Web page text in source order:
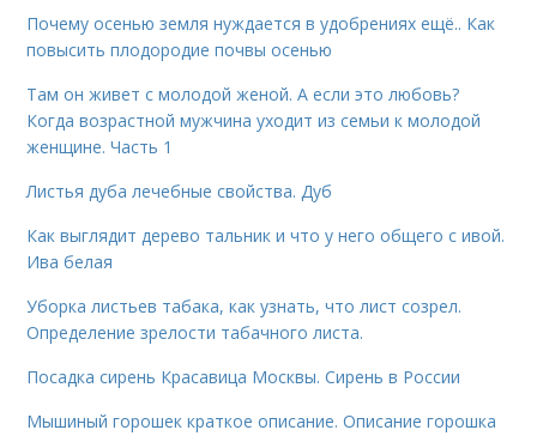
Почему осенью земля нуждается в удобрениях ещё.. Как
повысить плодородие почвы осенью
Там он живет с молодой женой. А если это любовь?
Когда возрастной мужчина уходит из семьи к молодой
женщине. Часть 1
Листья дуба лечебные свойства. Дуб
Как выглядит дерево тальник и что у него общего с ивой.
Ива белая
Уборка листьев табака, как узнать, что лист созрел.
Определение зрелости табачного листа.
Посадка сирень Красавица Москвы. Сирень в России
Мышиный горошек краткое описание. Описание горошка